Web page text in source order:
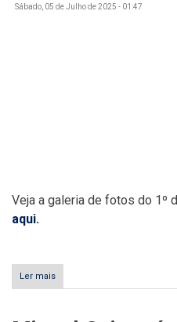
Calheta
Sábado, 05 de Julho de 2025 - 01:47
Veja a galeria de fotos do 1º
aqui.
Ler mais
Galeria